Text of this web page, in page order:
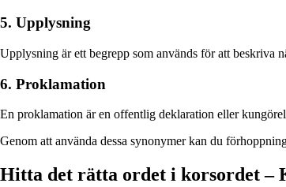
5. Upplysning
Upplysning är ett begrepp som används för att beskriva
6. Proklamation
En proklamation är en offentlig deklaration eller
Genom att använda dessa synonymer kan du
Hitta det rätta ordet i korsordet –